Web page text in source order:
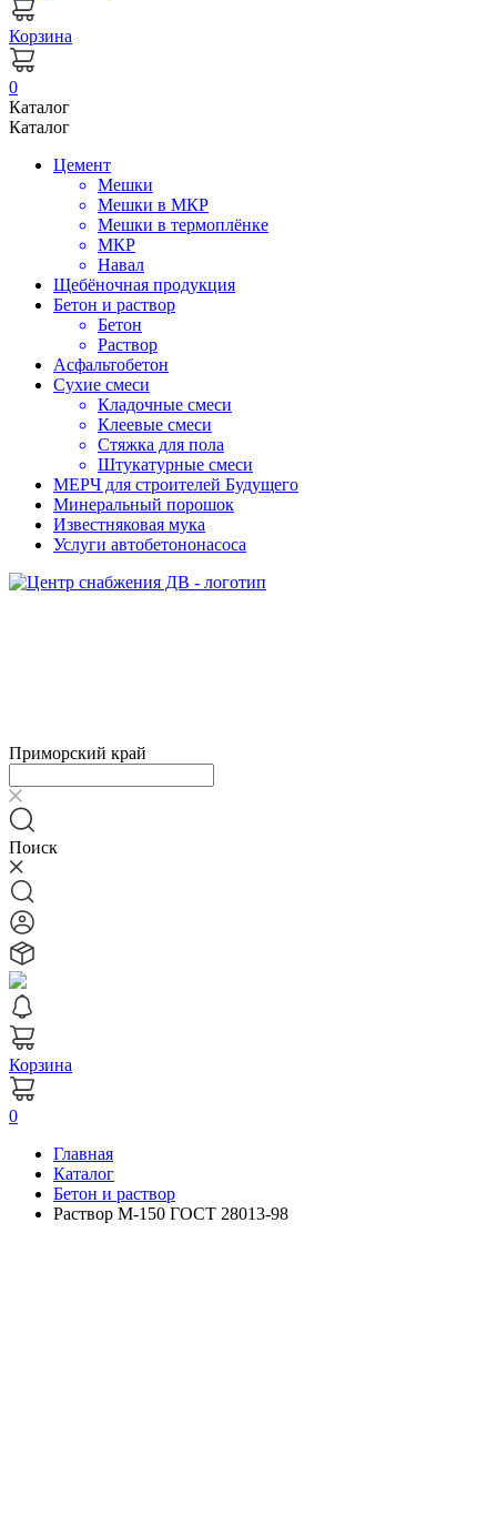
Корзина
0
Каталог
Каталог
Цемент
Мешки
Мешки в МКР
Мешки в термоплёнке
МКР
Навал
Щебёночная продукция
Бетон и раствор
Бетон
Раствор
Асфальтобетон
Сухие смеси
Кладочные смеси
Клеевые смеси
Стяжка для пола
Штукатурные смеси
МЕРЧ для строителей Будущего
Минеральный порошок
Известняковая мука
Услуги автобетононасоса
Приморский край
Поиск
Корзина
0
Главная
Каталог
Бетон и раствор
Раствор М-150 ГОСТ 28013-98